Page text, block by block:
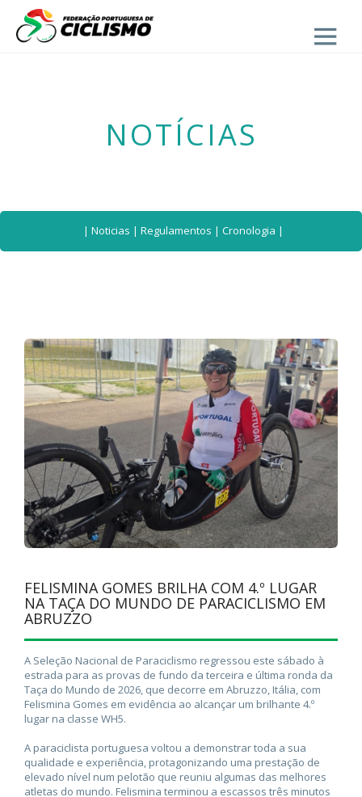
Close
- Seleção Nacional
NOTÍCIAS
| Noticias | Regulamentos | Cronologia |
FELISMINA GOMES BRILHA COM 4.º LUGAR
NA TAÇA DO MUNDO DE PARACICLISMO EM
ABRUZZO
A Seleção Nacional de Paraciclismo regressou este sábado à
estrada para as provas de fundo da terceira e última ronda da
Taça do Mundo de 2026, que decorre em Abruzzo, Itália, com
Felismina Gomes em evidência ao alcançar um brilhante 4.º
lugar na classe WH5.
A paraciclista portuguesa voltou a demonstrar toda a sua
qualidade e experiência, protagonizando uma prestação de
elevado nível num pelotão que reuniu algumas das melhores
atletas do mundo. Felismina terminou a escassos três minutos